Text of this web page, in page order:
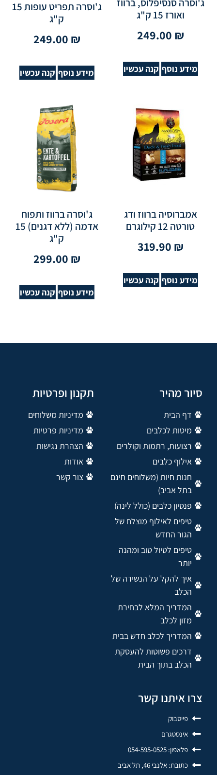
ג'וסרה סנסיפלוס, ברווז
ואורז 15 ק"ג
249.00 ₪
מידע נוסף קנה עכשיו
ג'וסרה תפריט עופות 15
ק"ג
249.00 ₪
מידע נוסף קנה עכשיו
אמברוסיה ברווז ודג
טורטה 12 קילוגרם
319.90 ₪
מידע נוסף קנה עכשיו
ג'וסרה ברווז ותפוח
אדמה (ללא דגנים) 15
ק"ג
299.00 ₪
מידע נוסף קנה עכשיו
סיור מהיר
דף הבית
מיטות לכלבים
רצועות, רתמות וקולרים
אילוף כלבים
חנות חיות (משלוחים חינם
בתל אביב)
פנסיון כלבים (כולל לינה)
טיפים לאילוף מוצלח של
הגור החדש
טיפים לטיול טוב ומהנה
יותר
איך להקל על הנשירה של
הכלב
המדריך המלא לבחירת
מזון לכלב
המדריך לכלב חדש בבית
דרכים פשוטות להעסקת
הכלב בתוך הבית
תקנון ופרטיות
מדיניות משלוחים
מדיניות פרטיות
הצהרת נגישות
אודות
צור קשר
צרו איתנו קשר
פייסבוק
אינסטגרם
פלאפון: 054-595-0525
כתובת: אלנבי 46, תל אביב